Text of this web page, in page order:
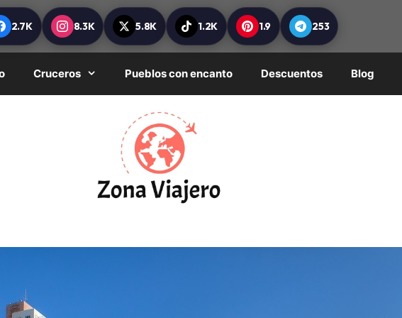
2.7K 8.3K 5.8K 1.2K 1.9 253
Cruceros Pueblos con encanto Descuentos Blog